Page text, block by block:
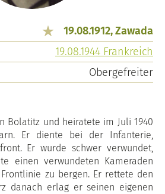
19.08.1912, Zawada
19.08.1944 Frankreich
Obergefreiter
Bolatitz und heiratete im Juli 1940
Er diente bei der Infanterie,
Er wurde schwer verwundet,
einen verwundeten Kameraden
zu bergen. Er rettete den
danach erlag er seinen eigenen